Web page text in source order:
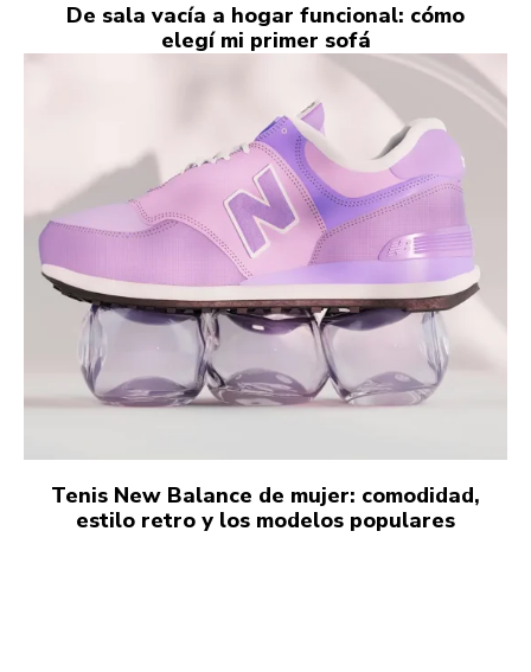
De sala vacía a hogar funcional: cómo
elegí mi primer sofá
Tenis New Balance de mujer: comodidad,
estilo retro y los modelos populares